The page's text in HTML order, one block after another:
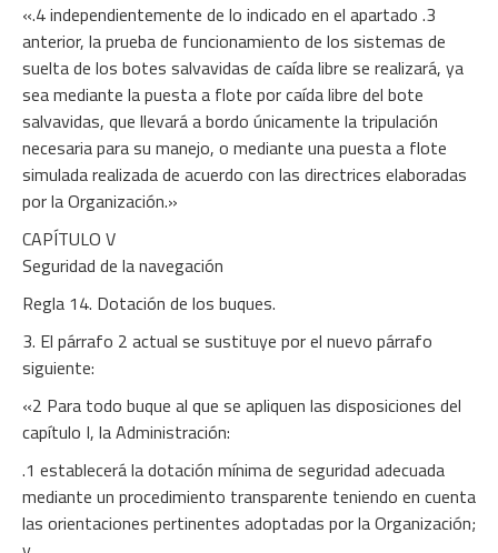
«.4 independientemente de lo indicado en el apartado .3
anterior, la prueba de funcionamiento de los sistemas de
suelta de los botes salvavidas de caída libre se realizará, ya
sea mediante la puesta a flote por caída libre del bote
salvavidas, que llevará a bordo únicamente la tripulación
necesaria para su manejo, o mediante una puesta a flote
simulada realizada de acuerdo con las directrices elaboradas
por la Organización.»
CAPÍTULO V
Seguridad de la navegación
Regla 14. Dotación de los buques.
3. El párrafo 2 actual se sustituye por el nuevo párrafo
siguiente:
«2 Para todo buque al que se apliquen las disposiciones del
capítulo I, la Administración:
.1 establecerá la dotación mínima de seguridad adecuada
mediante un procedimiento transparente teniendo en cuenta
las orientaciones pertinentes adoptadas por la Organización;